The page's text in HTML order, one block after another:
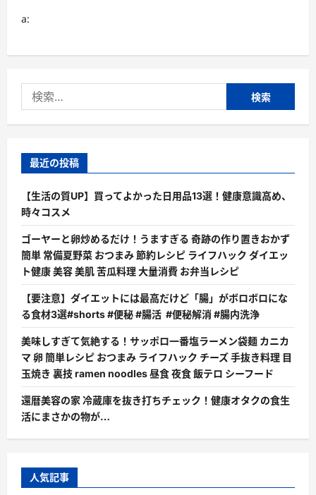
a:
索:
最近の投稿
【生活の質UP】買ってよかった日用品13選！健康意識高め、
時々コスメ
ゴーヤーと卵炒めるだけ！うますぎる 奇跡の作り置きおかず
簡単 常備夏野菜 おつまみ 節約レシピ ライフハック ダイエッ
ト健康 美容 美肌 苦瓜料理 大量消費 お弁当レシピ
【要注意】ダイエットには最高だけど「腸」がボロボロにな
る食材3選#shorts #便秘 #腸活 #便秘解消 #腸内洗浄
美味しすぎて気絶する！サッポロ一番塩ラーメン袋麺 カニカ
マ 卵 簡単レシピ おつまみ ライフハック チーズ 手抜き料理 目
玉焼き 裏技 ramen noodles 昼食 夜食 飯テロ シーフード
還暦美容の家 冷蔵庫を抜き打ちチェック！健康オタクの食生
活にまさかの物が…
人気記事